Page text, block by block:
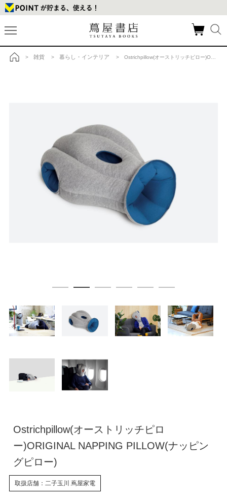
> 雑貨 > 暮らし・インテリア > Ostrichpillow(オーストリッチピロー)ORIGINAL NAPPING PILLOW(ナッピングピロー)の商品詳細
Ostrichpillow(オーストリッチピロ
ー)ORIGINAL NAPPING PILLOW(ナッピン
グピロー)
取扱店舗：二子玉川 蔦屋家電